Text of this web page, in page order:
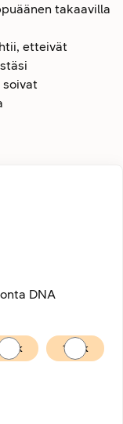
takaavilla
etteivät
DNA
kk 12 kk